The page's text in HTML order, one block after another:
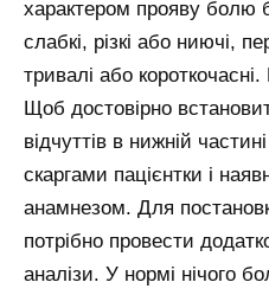
характером прояву болю
слабкі, різкі або ниючі,
тривалі або короткочасні.
Щоб достовірно
відчуттів в нижній
скаргами пацієнтки і
анамнезом. Для
потрібно провести
аналізи. У нормі нічого